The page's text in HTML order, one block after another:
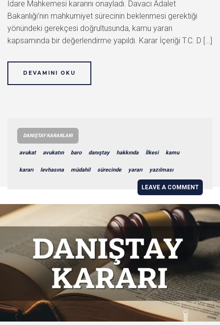
İdare Mahkemesi kararını onayladı. Davacı Adalet
Bakanlığı’nın mahkumiyet sürecinin beklenmesi gerektiği
yönündeki gerekçesi doğrultusunda, kamu yararı
kapsamında bir değerlendirme yapıldı. Karar İçeriği T.C. D […]
DEVAMINI OKU
DANIŞTAY KARARLARI
avukat avukatın baro danıştay hakkında İlkesi kamu
kararı levhasına müdahil sürecinde yararı yazılması
LEAVE A COMMENT